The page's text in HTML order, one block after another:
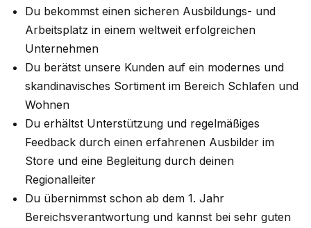
Du bekommst einen sicheren Ausbildungs- und
Arbeitsplatz in einem weltweit erfolgreichen
Unternehmen
Du berätst unsere Kunden auf ein modernes und
skandinavisches Sortiment im Bereich Schlafen und
Wohnen
Du erhältst Unterstützung und regelmäßiges
Feedback durch einen erfahrenen Ausbilder im
Store und eine Begleitung durch deinen
Regionalleiter
Du übernimmst schon ab dem 1. Jahr
Bereichsverantwortung und kannst bei sehr guten